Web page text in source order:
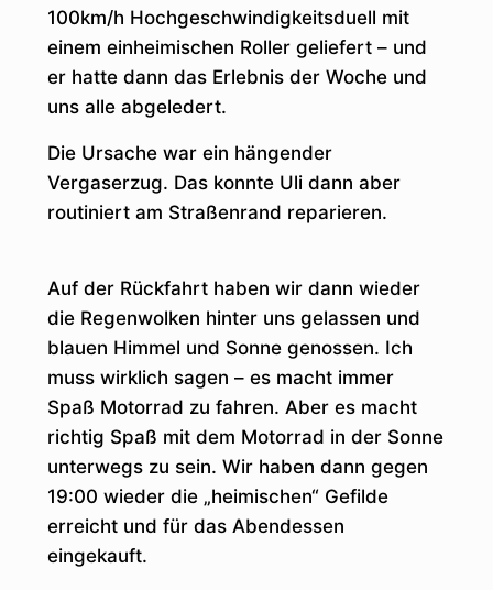
100km/h Hochgeschwindigkeitsduell mit
einem einheimischen Roller geliefert – und
er hatte dann das Erlebnis der Woche und
uns alle abgeledert.
Die Ursache war ein hängender
Vergaserzug. Das konnte Uli dann aber
routiniert am Straßenrand reparieren.
Auf der Rückfahrt haben wir dann wieder
die Regenwolken hinter uns gelassen und
blauen Himmel und Sonne genossen. Ich
muss wirklich sagen – es macht immer
Spaß Motorrad zu fahren. Aber es macht
richtig Spaß mit dem Motorrad in der Sonne
unterwegs zu sein. Wir haben dann gegen
19:00 wieder die „heimischen“ Gefilde
erreicht und für das Abendessen
eingekauft.